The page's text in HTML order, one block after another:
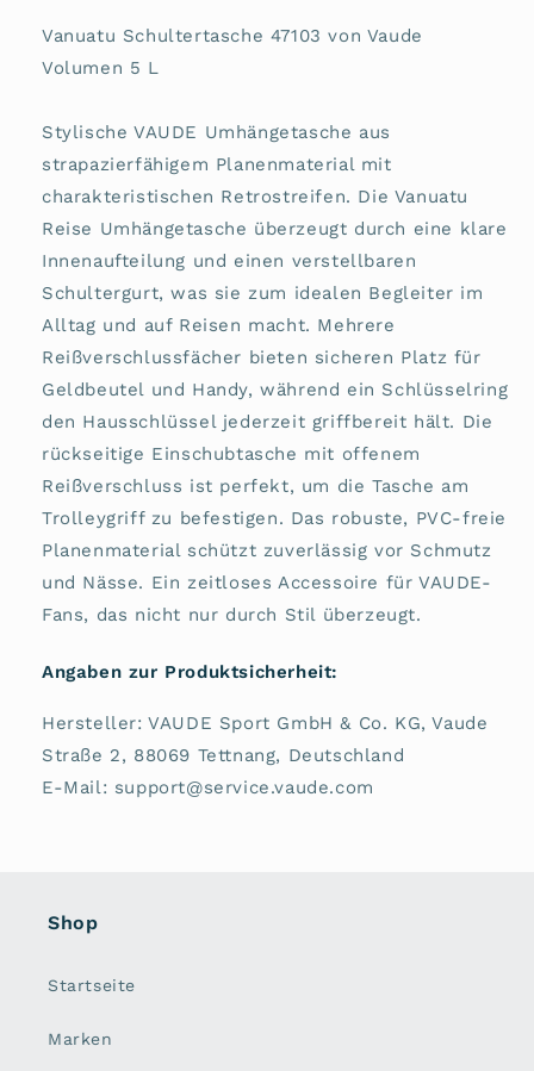
Vanuatu Schultertasche 47103 von Vaude
Volumen 5 L
Stylische VAUDE Umhängetasche aus
strapazierfähigem Planenmaterial mit
charakteristischen Retrostreifen. Die Vanuatu
Reise Umhängetasche überzeugt durch eine klare
Innenaufteilung und einen verstellbaren
Schultergurt, was sie zum idealen Begleiter im
Alltag und auf Reisen macht. Mehrere
Reißverschlussfächer bieten sicheren Platz für
Geldbeutel und Handy, während ein Schlüsselring
den Hausschlüssel jederzeit griffbereit hält. Die
rückseitige Einschubtasche mit offenem
Reißverschluss ist perfekt, um die Tasche am
Trolleygriff zu befestigen. Das robuste, PVC-freie
Planenmaterial schützt zuverlässig vor Schmutz
und Nässe. Ein zeitloses Accessoire für VAUDE-
Fans, das nicht nur durch Stil überzeugt.
Angaben zur Produktsicherheit:
Hersteller: VAUDE Sport GmbH & Co. KG, Vaude
Straße 2, 88069 Tettnang, Deutschland
E-Mail: support@service.vaude.com
Shop
Startseite
Marken